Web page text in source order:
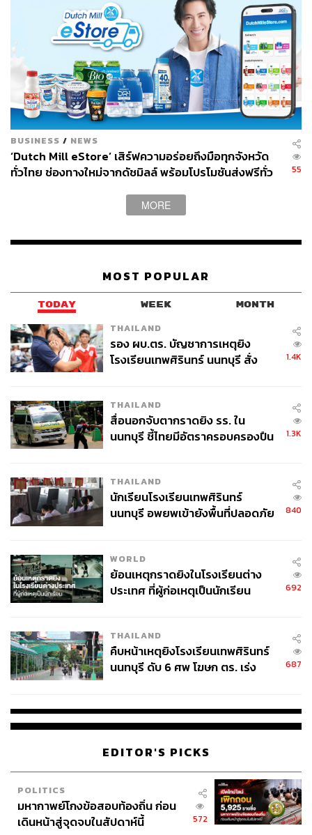
BUSINESS / NEWS
‘Dutch Mill eStore’ เสิร์ฟความอร่อยถึงมือทุกจังหวัด
ทั่วไทย ช่องทางใหม่จากดัชมิลล์ พร้อมโปรโมชันส่งฟรีทั่ว
เย็นตรงจากโรงงาน [ADVERTORIAL]
55
MORE
MOST POPULAR
TODAY WEEK MONTH
THAILAND
รอง ผบ.ตร. บัญชาการเหตุยิง
โรงเรียนเทพศิรินทร์ นนทบุรี สั่ง
1.4K
THAILAND
สื่อนอกจับตากราดยิง รร. ใน
นนทบุรี ชี้ไทยมีอัตราครอบครองปืน
1.3K
THAILAND
นักเรียนโรงเรียนเทพศิรินทร์
นนทบุรี อพยพเข้ายังพื้นที่ปลอดภัย
840
WORLD
ย้อนเหตุกราดยิงในโรงเรียนต่าง
ประเทศ ที่ผู้ก่อเหตุเป็นนักเรียน
692
THAILAND
คืบหน้าเหตุยิงโรงเรียนเทพศิรินทร์
นนทบุรี ดับ 6 ศพ โฆษก ตร. เร่ง
687
EDITOR'S PICKS
POLITICS
มหากาพย์โกงข้อสอบท้องถิ่น ก่อน
เดินหน้าสู่จุดจบในสัปดาห์นี้
572